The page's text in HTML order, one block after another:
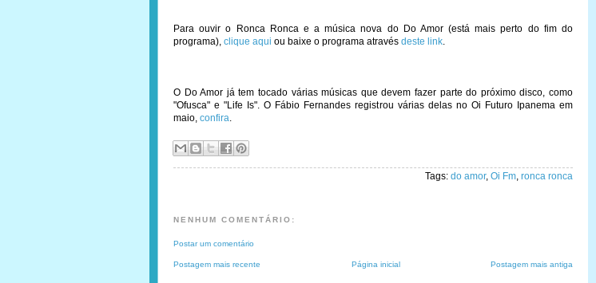
Para ouvir o Ronca Ronca e a música nova do Do Amor (está mais perto do fim do
programa), clique aqui ou baixe o programa através deste link.
O Do Amor já tem tocado várias músicas que devem fazer parte do próximo disco, como
"Ofusca" e "Life Is". O Fábio Fernandes registrou várias delas no Oi Futuro Ipanema em
maio, confira.
Tags: do amor, Oi Fm, ronca ronca
NENHUM COMENTÁRIO:
Postar um comentário
Postagem mais recente Postagem mais antiga
Página inicial